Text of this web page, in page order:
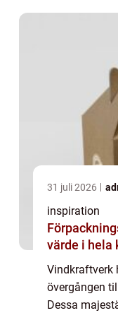
31 juli 2026
inspiration
värde i hela
Vindkraftverk
övergången
Dessa